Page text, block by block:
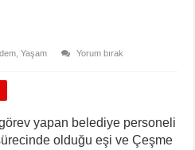
,Yaşam
Yorum bırak
yapan belediye personeli
olduğu eşi ve Çeşme